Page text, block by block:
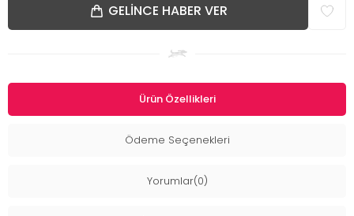
GELINCE HABER VER
Ürün Özellikleri
Ödeme Seçenekleri
Yorumlar(0)